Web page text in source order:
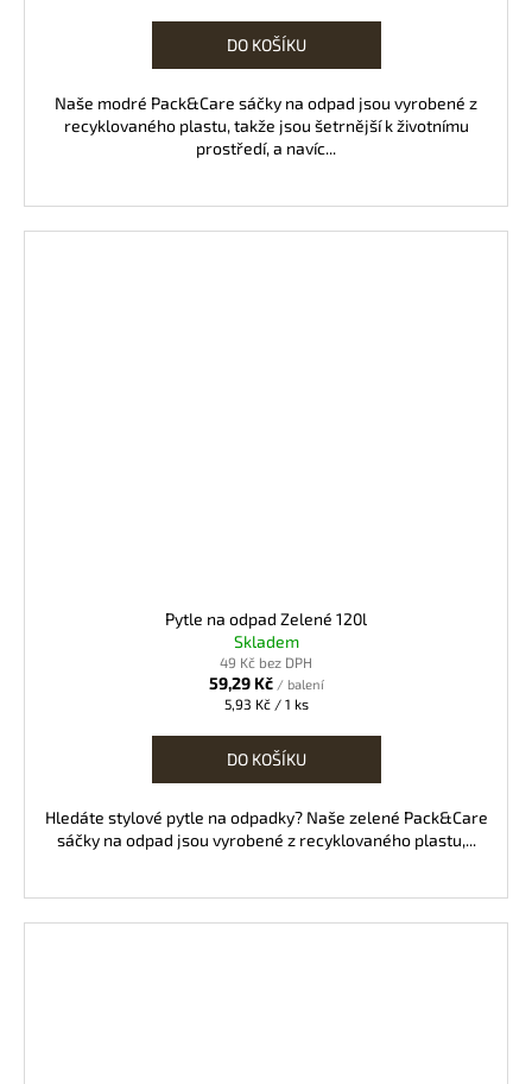
DO KOŠÍKU
Naše modré Pack&Care sáčky na odpad jsou vyrobené z
recyklovaného plastu, takže jsou šetrnější k životnímu
prostředí, a navíc...
Pytle na odpad Zelené 120l
Skladem
49 Kč bez DPH
59,29 Kč / balení
Měrná
5,93 Kč / 1 ks
DO KOŠÍKU
Hledáte stylové pytle na odpadky? Naše zelené Pack&Care
sáčky na odpad jsou vyrobené z recyklovaného plastu,...